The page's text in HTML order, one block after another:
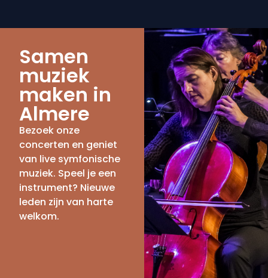
Samen
muziek
maken in
Almere
Bezoek onze
concerten en geniet
van live symfonische
muziek. Speel je een
instrument? Nieuwe
leden zijn van harte
welkom.